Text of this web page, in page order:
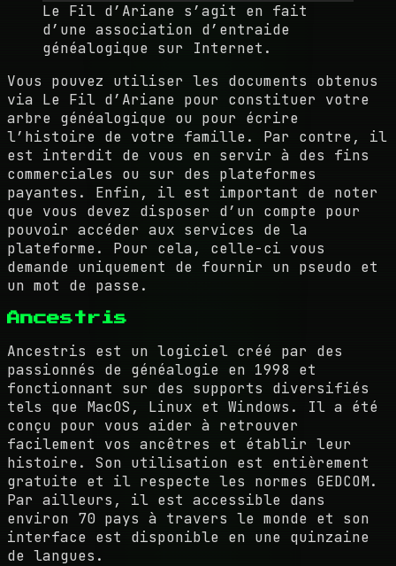
Le Fil d’Ariane s’agit en fait
d’une association d’entraide
généalogique sur Internet.
Vous pouvez utiliser les documents obtenus
via Le Fil d’Ariane pour constituer votre
arbre généalogique ou pour écrire
l’histoire de votre famille. Par contre, il
est interdit de vous en servir à des fins
commerciales ou sur des plateformes
payantes. Enfin, il est important de noter
que vous devez disposer d’un compte pour
pouvoir accéder aux services de la
plateforme. Pour cela, celle-ci vous
demande uniquement de fournir un pseudo et
un mot de passe.
Ancestris
Ancestris est un logiciel créé par des
passionnés de généalogie en 1998 et
fonctionnant sur des supports diversifiés
tels que MacOS, Linux et Windows. Il a été
conçu pour vous aider à retrouver
facilement vos ancêtres et établir leur
histoire. Son utilisation est entièrement
gratuite et il respecte les normes GEDCOM.
Par ailleurs, il est accessible dans
environ 70 pays à travers le monde et son
interface est disponible en une quinzaine
de langues.